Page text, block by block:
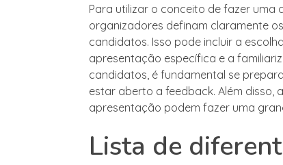
Para utilizar o conceito de fazer uma
organizadores definam claramente
candidatos. Isso pode incluir a
apresentação específica e a
candidatos, é fundamental se
estar aberto a feedback. Além
apresentação podem fazer uma
Lista de